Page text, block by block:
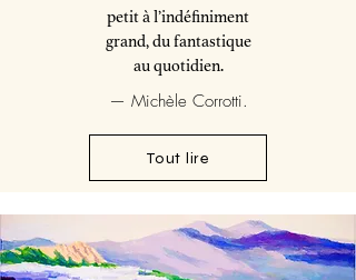
petità l’indéfiniment
grand, du fantastique
au quotidien.
— Michèle Corrotti.
Tout lire